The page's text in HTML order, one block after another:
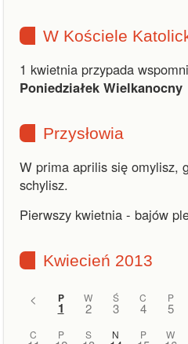
W Kościele
1 kwietnia przypada
Poniedziałek Wielkanocny
Przysłowia
W prima aprilis się omylisz,
schylisz.
Pierwszy kwietnia - bajów
Kwiecień 2013
< P
1
W
2
Ś
3
C
4
P
5
C P S N P W